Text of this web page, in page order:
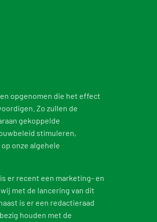
opgenomen die het effect
Zo zullen de
gekoppelde
stimuleren,
onze algehele
er recent een marketing- en
met de lancering van dit
is er een redactieraad
houden met de